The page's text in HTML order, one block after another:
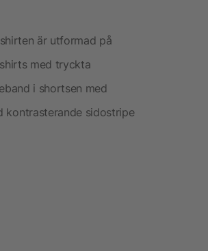
är utformad på
med tryckta
i shortsen med
kontrasterande sidostripe